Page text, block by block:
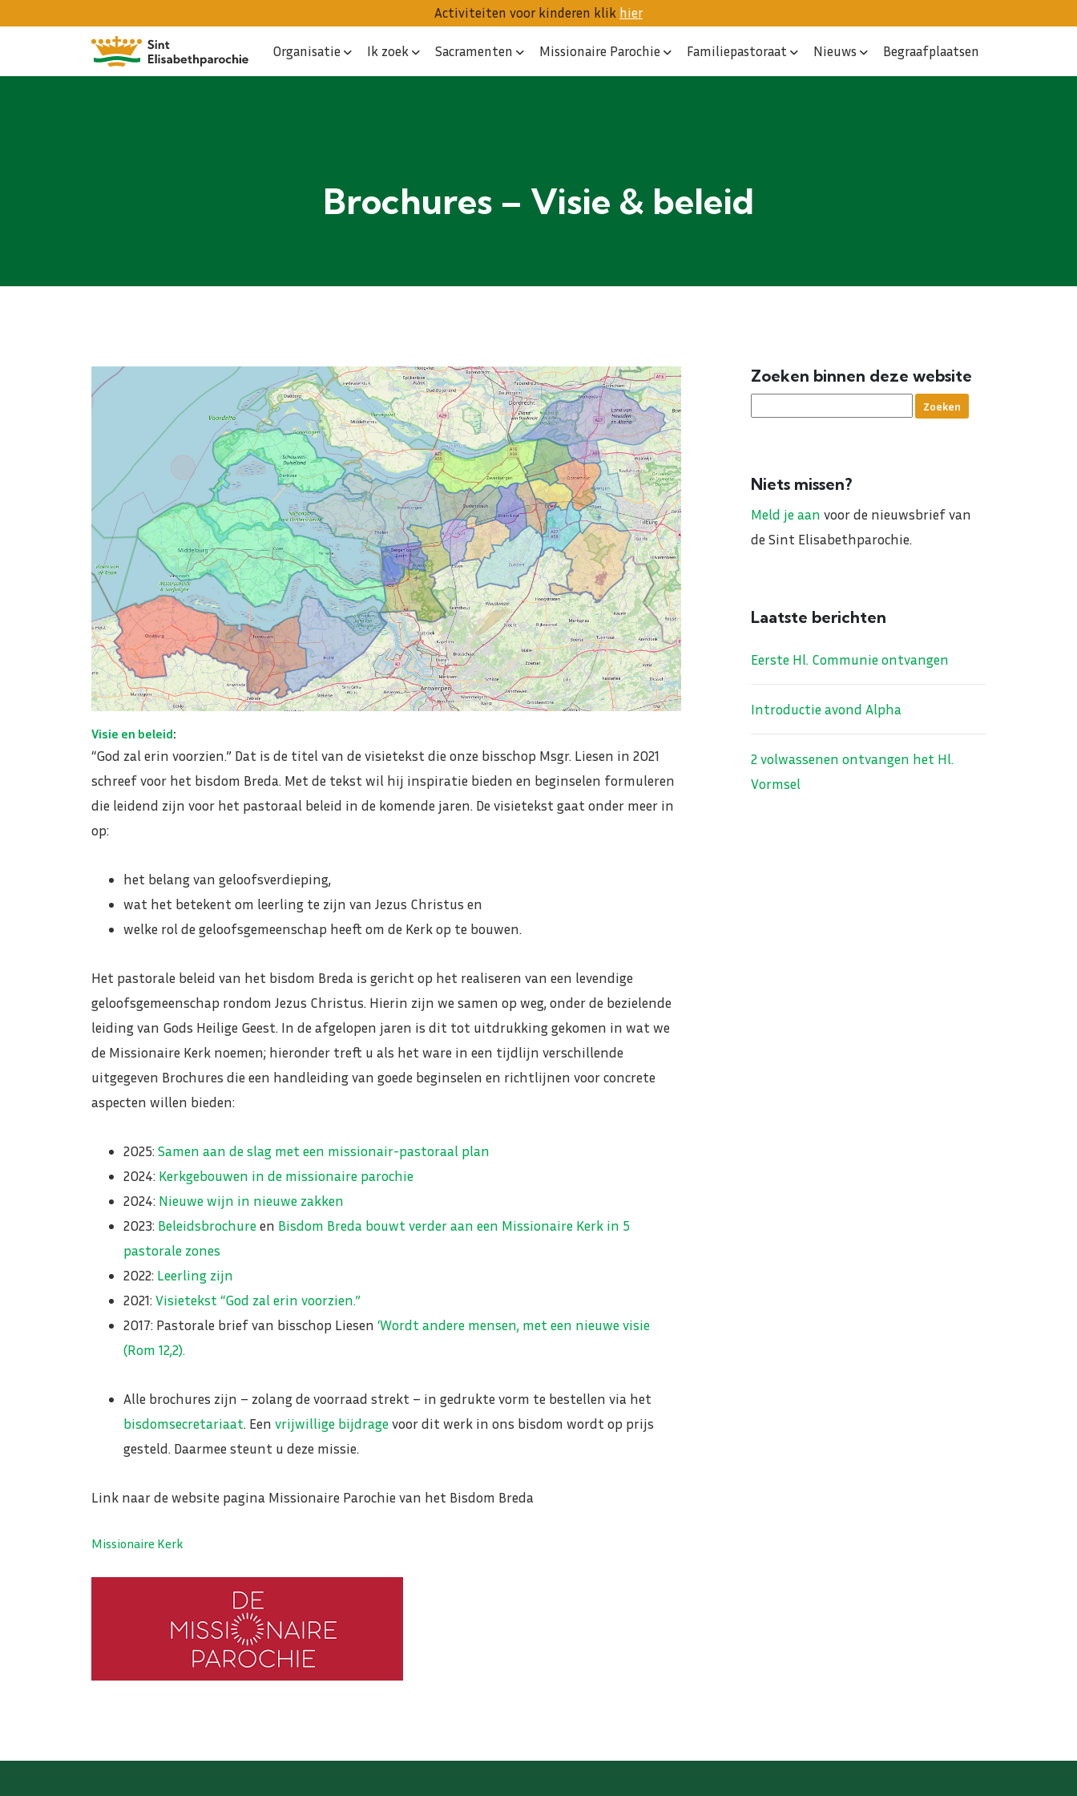
Activiteiten voor kinderen klik hier
Organisatie Ik zoek Sacramenten Missionaire Parochie Familiepastoraat Nieuws Begraafplaatsen
Brochures – Visie & beleid
Visie en beleid:
“God zal erin voorzien.” Dat is de titel van de visietekst die onze bisschop Msgr. Liesen in 2021
schreef voor het bisdom Breda. Met de tekst wil hij inspiratie bieden en beginselen formuleren
die leidend zijn voor het pastoraal beleid in de komende jaren. De visietekst gaat onder meer in
op:
het belang van geloofsverdieping,
wat het betekent om leerling te zijn van Jezus Christus en
welke rol de geloofsgemeenschap heeft om de Kerk op te bouwen.
Het pastorale beleid van het bisdom Breda is gericht op het realiseren van een levendige
geloofsgemeenschap rondom Jezus Christus. Hierin zijn we samen op weg, onder de bezielende
leiding van Gods Heilige Geest. In de afgelopen jaren is dit tot uitdrukking gekomen in wat we
de Missionaire Kerk noemen; hieronder treft u als het ware in een tijdlijn verschillende
uitgegeven Brochures die een handleiding van goede beginselen en richtlijnen voor concrete
aspecten willen bieden:
2025:Samen aan de slag met een missionair-pastoraal plan
2024: Kerkgebouwen in de missionaire parochie
2024: Nieuwe wijn in nieuwe zakken
2023: Beleidsbrochureen Bisdom Breda bouwt verder aan een Missionaire Kerk in 5
pastorale zones
2022: Leerling zijn
2021:Visietekst “God zal erin voorzien.”
2017: Pastorale brief van bisschop Liesen ‘Wordt andere mensen, met een nieuwe visie
(Rom 12,2).
Alle brochures zijn – zolang de voorraad strekt – in gedrukte vorm te bestellen via het
bisdomsecretariaat. Een vrijwillige bijdragevoor dit werk in ons bisdom wordt op prijs
gesteld. Daarmee steunt u deze missie.
Link naar de website pagina Missionaire Parochie van het Bisdom Breda
Missionaire Kerk
Zoeken binnen deze website
Niets missen?
Meld je aan voor de nieuwsbrief van
de Sint Elisabethparochie.
Laatste berichten
Eerste Hl. Communie ontvangen
Introductie avond Alpha
2 volwassenen ontvangen het Hl.
Vormsel